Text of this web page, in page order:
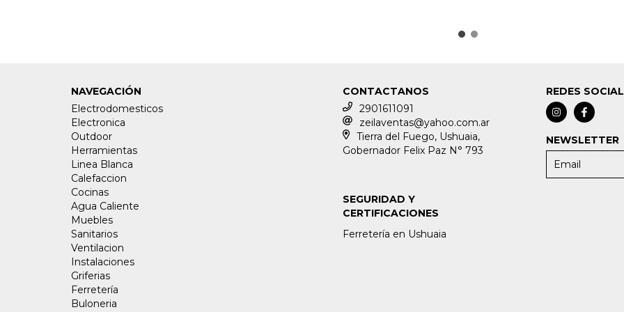
NAVEGACIÓN
Electrodomesticos
Electronica
Outdoor
Herramientas
Linea Blanca
Calefaccion
Cocinas
Agua Caliente
Muebles
Sanitarios
Ventilacion
Instalaciones
Griferias
Ferretería
Buloneria
CONTACTANOS
2901611091
zeilaventas@yahoo.com.ar
Tierra del Fuego, Ushuaia,
Gobernador Felix Paz N° 793
REDES
NEWSLETTER
SEGURIDAD Y
CERTIFICACIONES
Ferretería en Ushuaia